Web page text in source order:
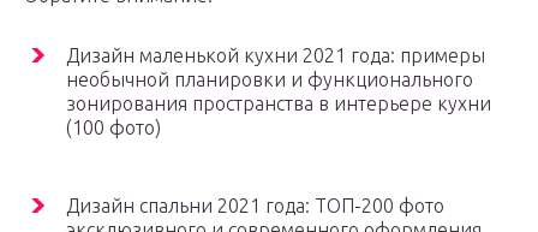
Дизайн маленькой кухни 2021 года: примеры
необычной планировки и функционального
зонирования пространства в интерьере кухни
(100 фото)
Дизайн спальни 2021 года: ТОП-200 фото